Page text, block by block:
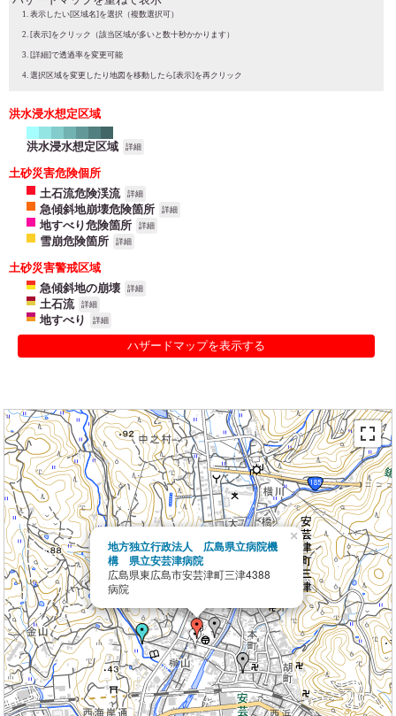
表示したい[区域名]を選択（複数選択可）
[表示]をクリック（該当区域が多いと数十秒かかります）
[詳細]で透過率を変更可能
選択区域を変更したり地図を移動したら[表示]を再クリック
洪水浸水想定区域
洪水浸水想定区域 詳細
土砂災害危険個所
土石流危険渓流
詳細
急傾斜地崩壊危険箇所 詳細
地すべり危険箇所 詳細
雪崩危険箇所 詳細
土砂災害警戒区域
急傾斜地の崩壊
詳細
土石流 詳細
地すべり 詳細
ハザードマップを表示する
地方独立行政法人 広島県立病院機
構 県立安芸津病院
広島県東広島市安芸津町三津4388
病院
×